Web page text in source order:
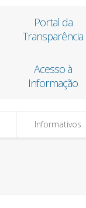
Portal da
Transparência
Acesso à
Informação
Informativos